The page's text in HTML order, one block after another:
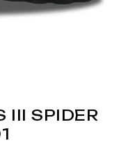
III SPIDER